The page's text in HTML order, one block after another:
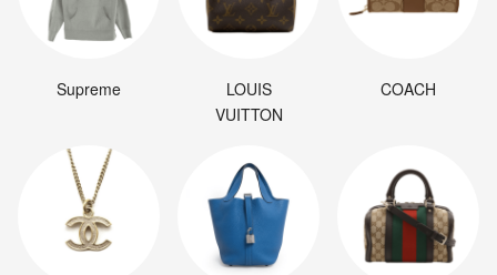
Supreme
LOUIS
VUITTON
COACH